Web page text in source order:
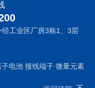
工业区厂房3栋1、3层
子电池 接线端子 微量元素